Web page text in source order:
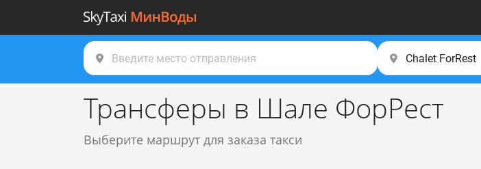
Трансферы в Шале ФорРест
Выберите маршрут для заказа такси